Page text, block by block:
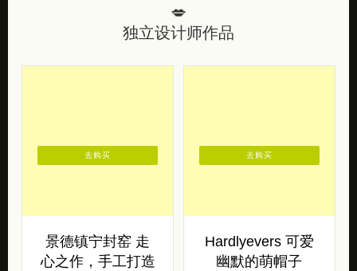
💋
独立设计师作品
景德镇宁封窑 走
心之作，手工打造
去购买
Hardlyevers 可爱
幽默的萌帽子
去购买